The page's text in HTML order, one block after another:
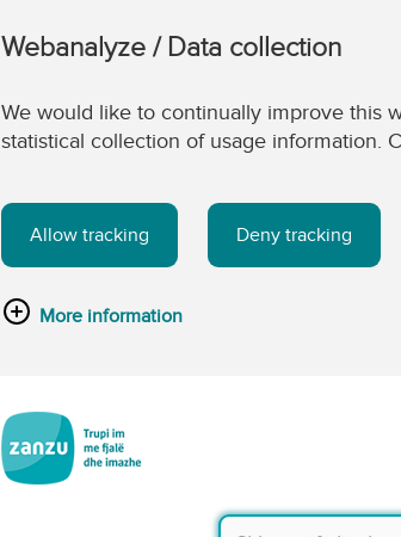
Webanalyze / Data collection
We would like to continually improve this
statistical collection of usage information.
Allow tracking Deny tracking
More information